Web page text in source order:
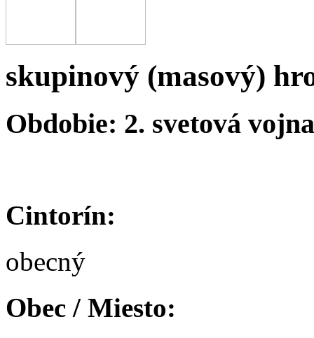
skupinový (masový)
Obdobie: 2. svetová vojna
Cintorín:
obecný
Obec / Miesto: